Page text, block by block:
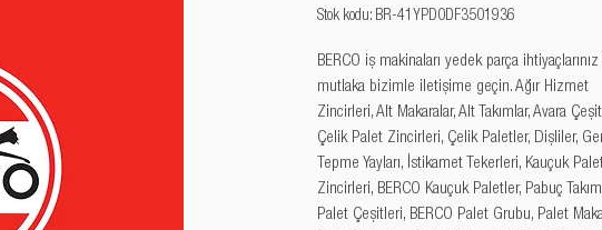
Stok kodu: BR-41YPD0DF3501936
BERCO iş makinaları yedek parça
mutlaka bizimle iletişime geçin. Ağır Hizmet
Zincirleri, Alt Makaralar, Alt Takımlar, Avara
Çelik Palet Zincirleri, Çelik Paletler, Dişliler,
Tepme Yayları, İstikamet Tekerleri, Kauçuk
Zincirleri, BERCO Kauçuk Paletler, Pabuç
Palet Çeşitleri, BERCO Palet Grubu, Palet